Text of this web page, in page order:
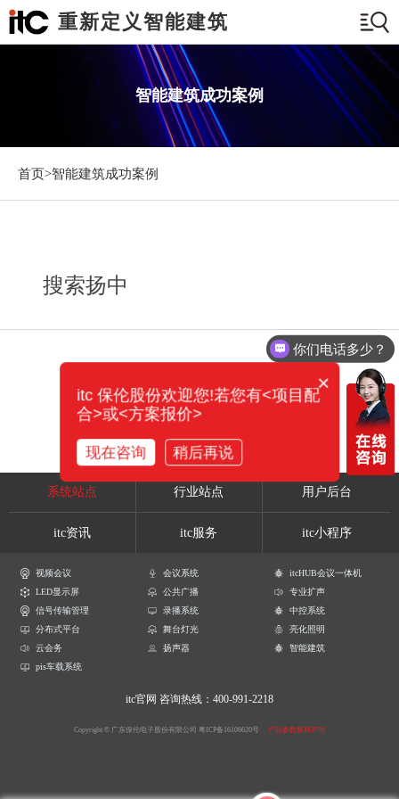
重新定义智能建筑
智能建筑成功案例
首页>智能建筑成功案例
搜索扬中
系统站点 行业站点 用户后台
itc资讯 itc服务 itc小程序
视频会议 会议系统
itcHUB会议一体机
LED显示屏
公共广播
专业扩声
信号传输管理
录播系统
中控系统
分布式平台
舞台灯光
亮化照明
云会务
扬声器
智能建筑
pis车载系统
itc官网 咨询热线：400-991-2218
Copyright © 广东保伦电子股份有限公司 粤ICP备16106620号 产品参数解释声明
你们电话多少？
×
itc 保伦股份欢迎您!若您有<项目配
合>或<方案报价>
现在咨询 稍后再说